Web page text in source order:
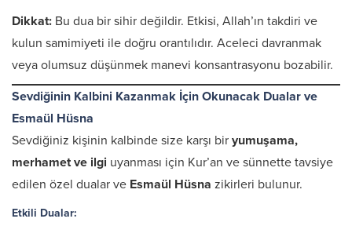
Dikkat: Bu dua bir sihir değildir. Etkisi, Allah’ın takdiri ve
kulun samimiyeti ile doğru orantılıdır. Aceleci davranmak
veya olumsuz düşünmek manevi konsantrasyonu bozabilir.
Sevdiğinin Kalbini Kazanmak İçin Okunacak Dualar ve
Esmaül Hüsna
Sevdiğiniz kişinin kalbinde size karşı bir yumuşama,
merhamet ve ilgi uyanması için Kur’an ve sünnette tavsiye
edilen özel dualar ve Esmaül Hüsna zikirleri bulunur.
Etkili Dualar: